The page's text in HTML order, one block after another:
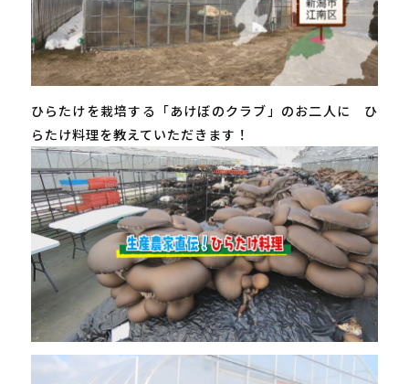
ひらたけを栽培する「あけぼのクラブ」のお二人に ひ
らたけ料理を教えていただきます！